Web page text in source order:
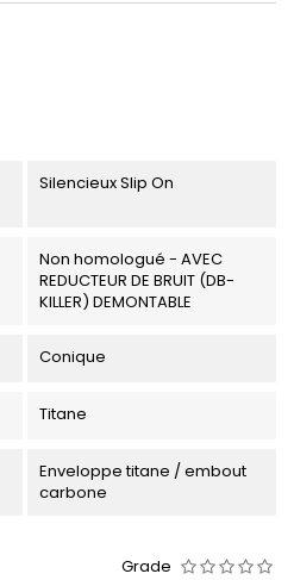
Silencieux Slip On
Non homologué - AVEC
REDUCTEUR DE BRUIT (DB-
KILLER) DEMONTABLE
Conique
Titane
Enveloppe titane / embout
carbone
Grade